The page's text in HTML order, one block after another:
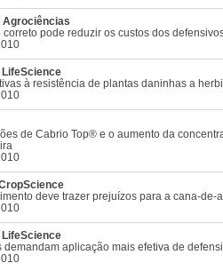
Agrociências
correto pode reduzir os custos dos
à resistência de plantas daninhas a
de Cabrio Top® e o aumento da
deve trazer prejuízos para a cana-de-
demandam aplicação mais efetiva de